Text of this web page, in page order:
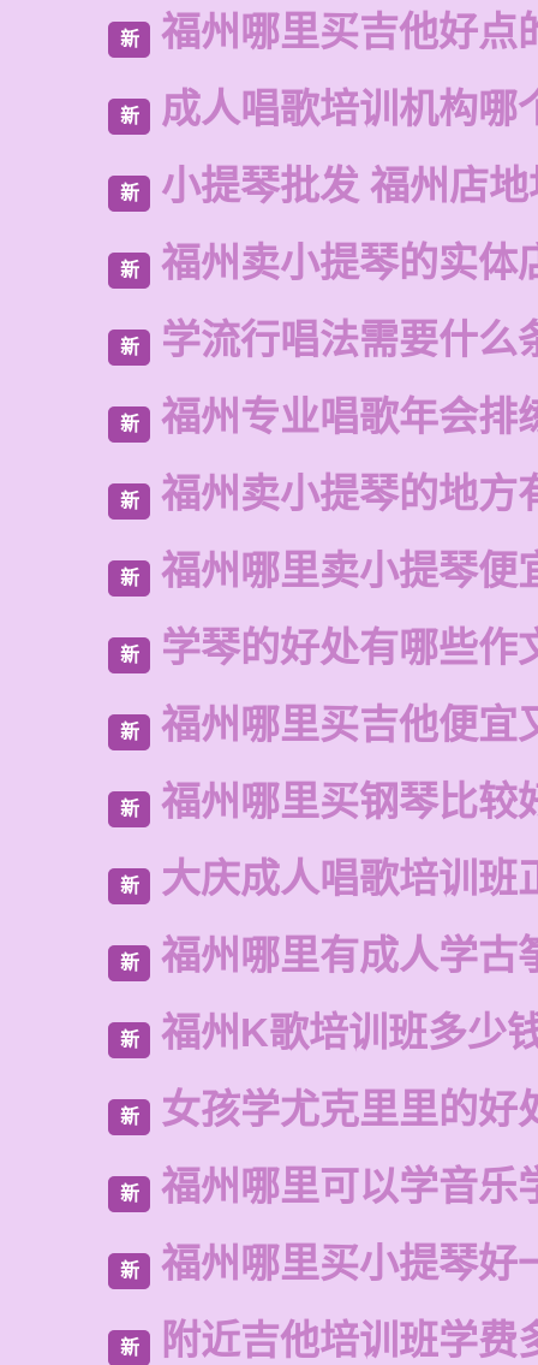
新 福州哪里买吉他好点
新 成人唱歌培训机构哪
新 小提琴批发 福州店
新 福州卖小提琴的实体
新 学流行唱法需要什么
新 福州专业唱歌年会排
新 福州卖小提琴的地方
新 福州哪里卖小提琴便
新 学琴的好处有哪些作
新 福州哪里买吉他便宜
新 福州哪里买钢琴比较
新 大庆成人唱歌培训班
新 福州哪里有成人学古
新 福州K歌培训班多少
新 女孩学尤克里里的好
新 福州哪里可以学音乐
新 福州哪里买小提琴好
新 附近吉他培训班学费